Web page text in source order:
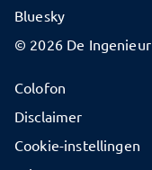
© 2026 De Ingenieur
Colofon
Disclaimer
Cookie-instellingen
Bluesky